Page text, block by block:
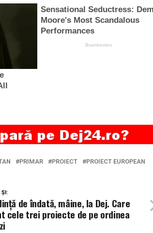
PRIMAR PROIECT
PROIECT EUROPEAN
ȘI:
de îndată, mâine, la Dej. Care
cele trei proiecte de pe ordinea